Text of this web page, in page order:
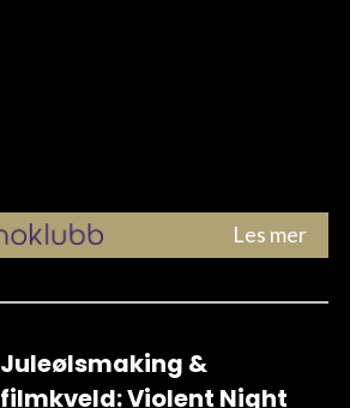
Les mer
Juleølsmaking &
filmkveld: Violent Night